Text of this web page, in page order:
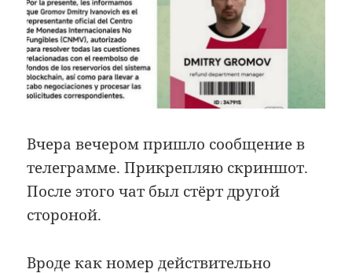
Вчера вечером пришло сообщение в
телеграмме. Прикрепляю скриншот.
После этого чат был стёрт другой
стороной.
Вроде как номер действительно